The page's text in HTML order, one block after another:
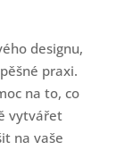
designu,
praxi.
na to, co
vytvářet
na vaše